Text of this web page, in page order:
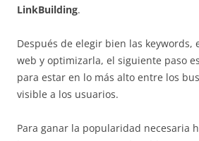
LinkBuilding.
Después de elegir bien las
web y optimizarla, el siguiente paso
para estar en lo más alto entre los
visible a los usuarios.
Para ganar la popularidad necesaria